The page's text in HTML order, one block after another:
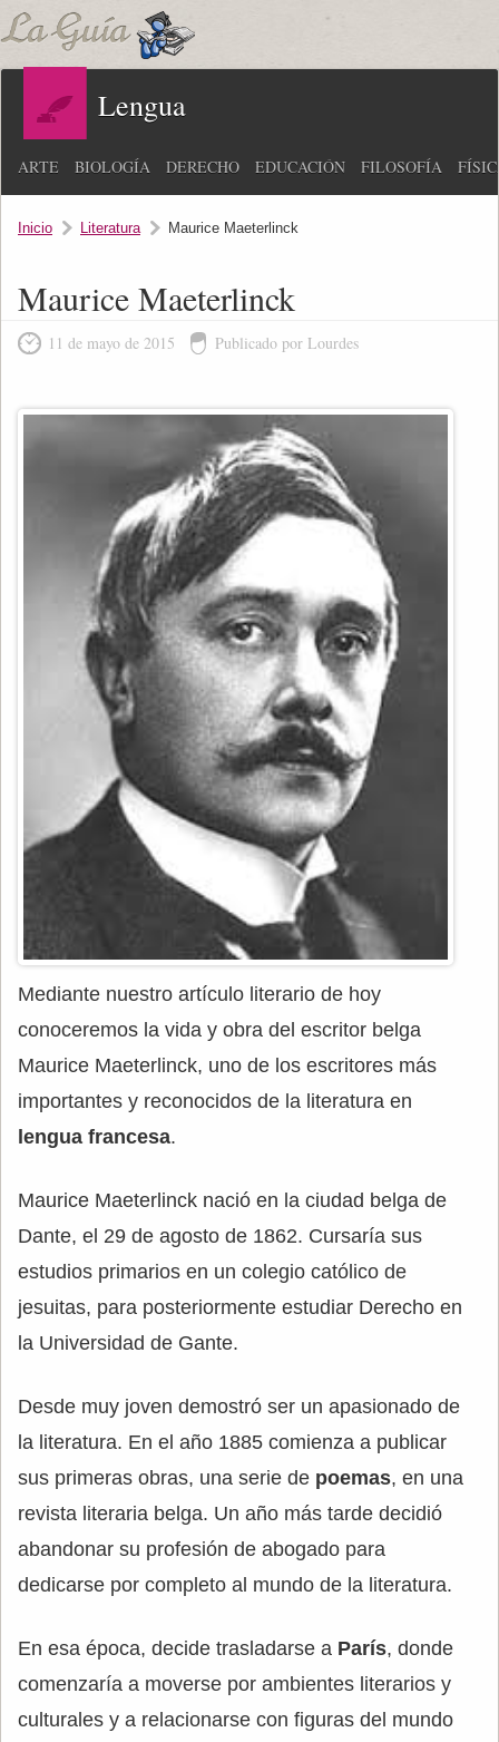
Lengua
ARTE BIOLOGÍA DERECHO EDUCACIÓN FILOSOFÍA
Inicio Literatura Maurice Maeterlinck
Maurice Maeterlinck
11 de mayo de 2015 Publicado por Lourdes
Mediante nuestro artículo literario de hoy
conoceremos la vida y obra del escritor belga
Maurice Maeterlinck, uno de los escritores más
importantes y reconocidos de la literatura en
lengua francesa.
Maurice Maeterlinck nació en la ciudad belga de
Dante, el 29 de agosto de 1862. Cursaría sus
estudios primarios en un colegio católico de
jesuitas, para posteriormente estudiar Derecho en
la Universidad de Gante.
Desde muy joven demostró ser un apasionado de
la literatura. En el año 1885 comienza a publicar
sus primeras obras, una serie de poemas, en una
revista literaria belga. Un año más tarde decidió
abandonar su profesión de abogado para
dedicarse por completo al mundo de la literatura.
En esa época, decide trasladarse a París, donde
comenzaría a moverse por ambientes literarios y
culturales y a relacionarse con figuras del mundo